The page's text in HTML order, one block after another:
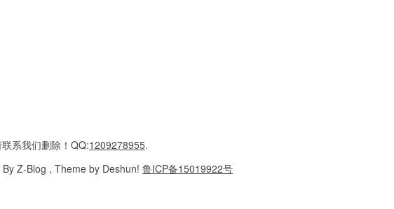
系我们删除！ QQ:1209278955.
By Z-Blog , Theme by Deshun! 鲁ICP备15019922号